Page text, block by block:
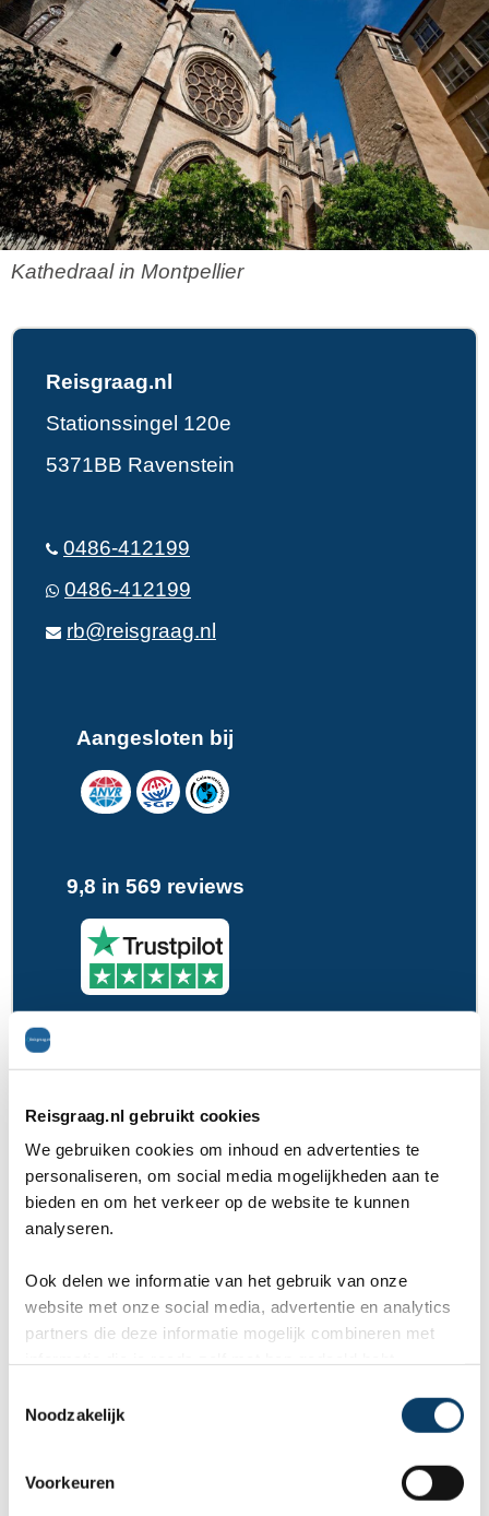
Reisgraag.nl gebruikt cookies
We gebruiken cookies om inhoud en advertenties te
personaliseren, om social media mogelijkheden aan te
bieden en om het verkeer op de website te kunnen
analyseren.
Ook delen we informatie van het gebruik van onze
website met onze social media, advertentie en analytics
partners die deze informatie mogelijk combineren met
Noodzakelijk
Voorkeuren
Kathedraal in Montpellier
Reisgraag.nl
Stationssingel 120e
5371BB Ravenstein
0486-412199
0486-412199
rb@reisgraag.nl
Aangesloten bij
9,8 in 569 reviews
Ontdek hoe een surfboard wordt gemaakt en
alles over de geschiedenis van het surfen in
Biarritz. De eerste surfers in Biarritz vestigden
zich in 1950, sindsdien is het surfen niet meer
weg te denken uit de stad. Als je naar de lokale
bevolking kijkt zul je zien dat het geen sport meer
surfplank is een vak apart en luistert heel nauw.